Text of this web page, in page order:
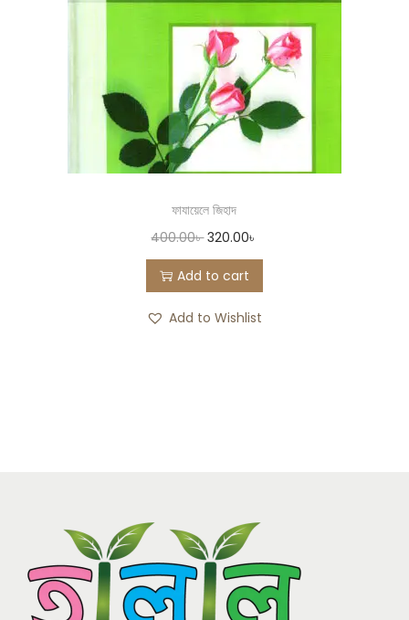
ফাযায়েলে জিহাদ
400.00৳ 320.00৳
Add to cart
Add to Wishlist